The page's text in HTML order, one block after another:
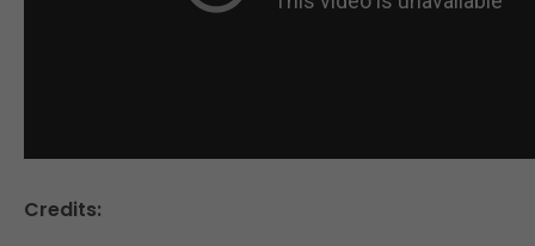
Credits: